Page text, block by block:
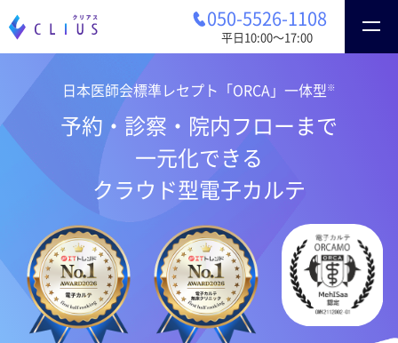
050-5526-1108
平日10:00〜17:00
日本医師会標準レセプト「ORCA」一体型 ※
予約・診察・院内フローまで
一元化できる
クラウド型電子カルテ